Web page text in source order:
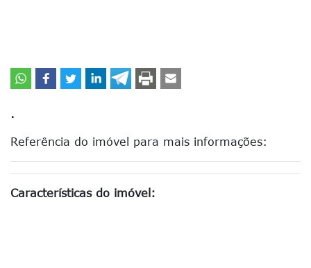
.
Referência do imóvel para mais informações:
Características do imóvel: